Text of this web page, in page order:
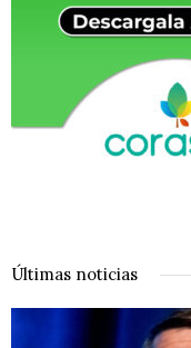
Últimas noticias